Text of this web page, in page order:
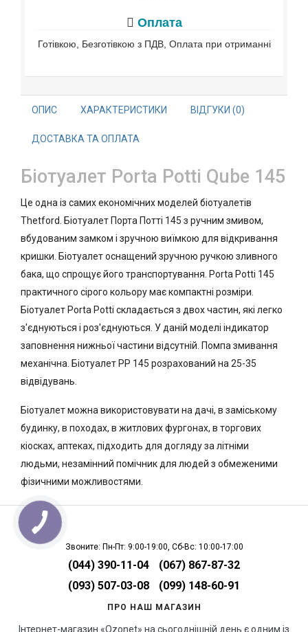
Оплата
Готівкою, Безготівкою з ПДВ, Оплата при отриманні
ОПИС ХАРАКТЕРИСТИКИ ВІДГУКИ (0)
ДОСТАВКА ТА ОПЛАТА
Біотуалет Porta Potti Qube 145
Це одна із самих економічних моделей біотуалетів
Thetford. Біотуалет Порта Потті 145 з ручним змивом,
вбудованим замком і зручною виїмкою для відкривання
кришки. Біотуалет оснащений зручною ручкою зливного
бака, що спрощує його транспортування. Porta Potti 145
практичного сірого кольору має компактні розміри.
Біотуалет Porta Potti складається з двох частин, які легко
з'єднуються і роз'єднуються. У даній моделі індикатор
заповнення нижньої частини відсутній. Помпа змивання
механічна. Біотуалет PP 145 розрахований на 25-35
відвідувань.
Біотуалет можна використовувати на дачі, в заміському
будинку, в походах, в житлових фургонах, в торгових
кіосках, аптеках, підходить для догляду за літніми
людьми, незамінний помічник для людей з обмеженими
фізичними можливостями.
Звоните: Пн-Пт: 9:00-19:00, Сб-Вс: 10:00-17:00
(044) 390-11-04
(067) 867-87-32
(093) 507-03-08
(099) 148-60-91
ПРО НАШ МАГАЗИН
Інтернет-магазин «Ozonet» на сьогоднішній день є одним із